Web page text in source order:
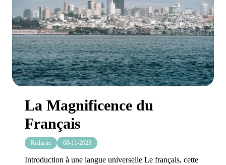
La Magnificence du
Français
Redactie 08-11-2023
Introduction à une langue universelle Le français, cette